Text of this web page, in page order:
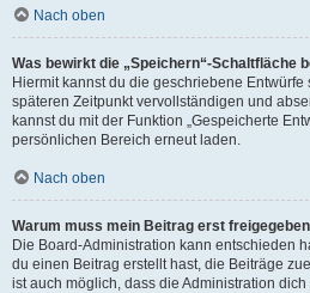
Nach oben
Was bewirkt die „Speichern“-Schaltfläche
Hiermit kannst du die geschriebene
späteren Zeitpunkt vervollständigen und
kannst du mit der Funktion „Gespeicherte
persönlichen Bereich erneut laden.
Nach oben
Warum muss mein Beitrag erst
Die Board-Administration kann entschieden
du einen Beitrag erstellt hast, die Beiträge
ist auch möglich, dass die Administration